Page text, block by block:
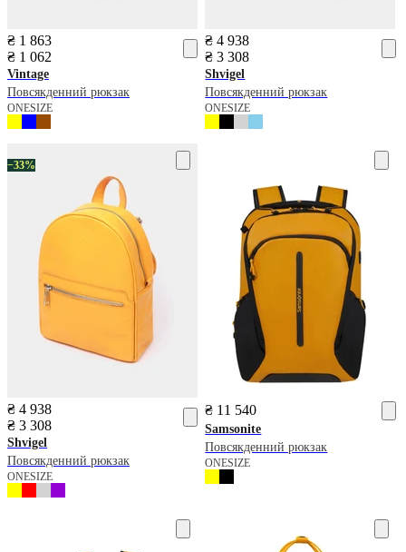
₴ 1 863
₴ 1 062
Vintage
Повсякденний рюкзак
ONESIZE
₴ 4 938
₴ 3 308
Shvigel
Повсякденний рюкзак
ONESIZE
−33%
₴ 4 938
₴ 3 308
Shvigel
Повсякденний рюкзак
ONESIZE
₴ 11 540
Samsonite
Повсякденний рюкзак
ONESIZE